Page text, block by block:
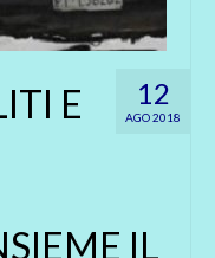
12
AGO 2018
E
IL